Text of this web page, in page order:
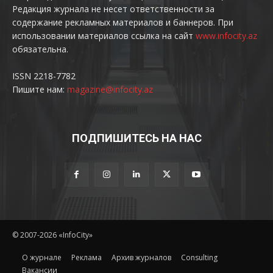
Редакция журнала не несет ответственности за
содержание рекламных материалов и баннеров. При
использовании материалов ссылка на сайт www.infocity.az
обязательна.
ISSN 2218-7782
Пишите нам: magazine@infocity.az
ПОДПИШИТЕСЬ НА НАС
© 2007-2026 «InfoCity»
O журнале Реклама Архив журналов
Consulting
Вакансии